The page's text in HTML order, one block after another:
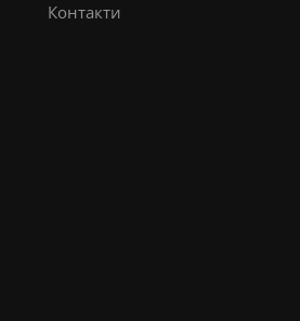
Контакти